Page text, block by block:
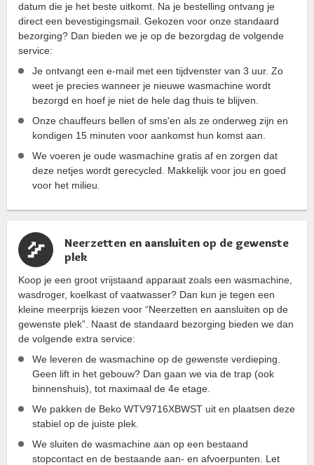
datum die je het beste uitkomt. Na je bestelling ontvang je
direct een bevestigingsmail. Gekozen voor onze standaard
bezorging? Dan bieden we je op de bezorgdag de volgende
service:
Je ontvangt een e-mail met een tijdvenster van 3 uur. Zo
weet je precies wanneer je nieuwe wasmachine wordt
bezorgd en hoef je niet de hele dag thuis te blijven.
Onze chauffeurs bellen of sms'en als ze onderweg zijn en
kondigen 15 minuten voor aankomst hun komst aan.
We voeren je oude wasmachine gratis af en zorgen dat
deze netjes wordt gerecycled. Makkelijk voor jou en goed
voor het milieu.
Neerzetten en aansluiten op de gewenste
plek
Koop je een groot vrijstaand apparaat zoals een wasmachine,
wasdroger, koelkast of vaatwasser? Dan kun je tegen een
kleine meerprijs kiezen voor “Neerzetten en aansluiten op de
gewenste plek”. Naast de standaard bezorging bieden we dan
de volgende extra service:
We leveren de wasmachine op de gewenste verdieping.
Geen lift in het gebouw? Dan gaan we via de trap (ook
binnenshuis), tot maximaal de 4e etage.
We pakken de Beko WTV9716XBWST uit en plaatsen deze
stabiel op de juiste plek.
We sluiten de wasmachine aan op een bestaand
stopcontact en de bestaande aan- en afvoerpunten. Let